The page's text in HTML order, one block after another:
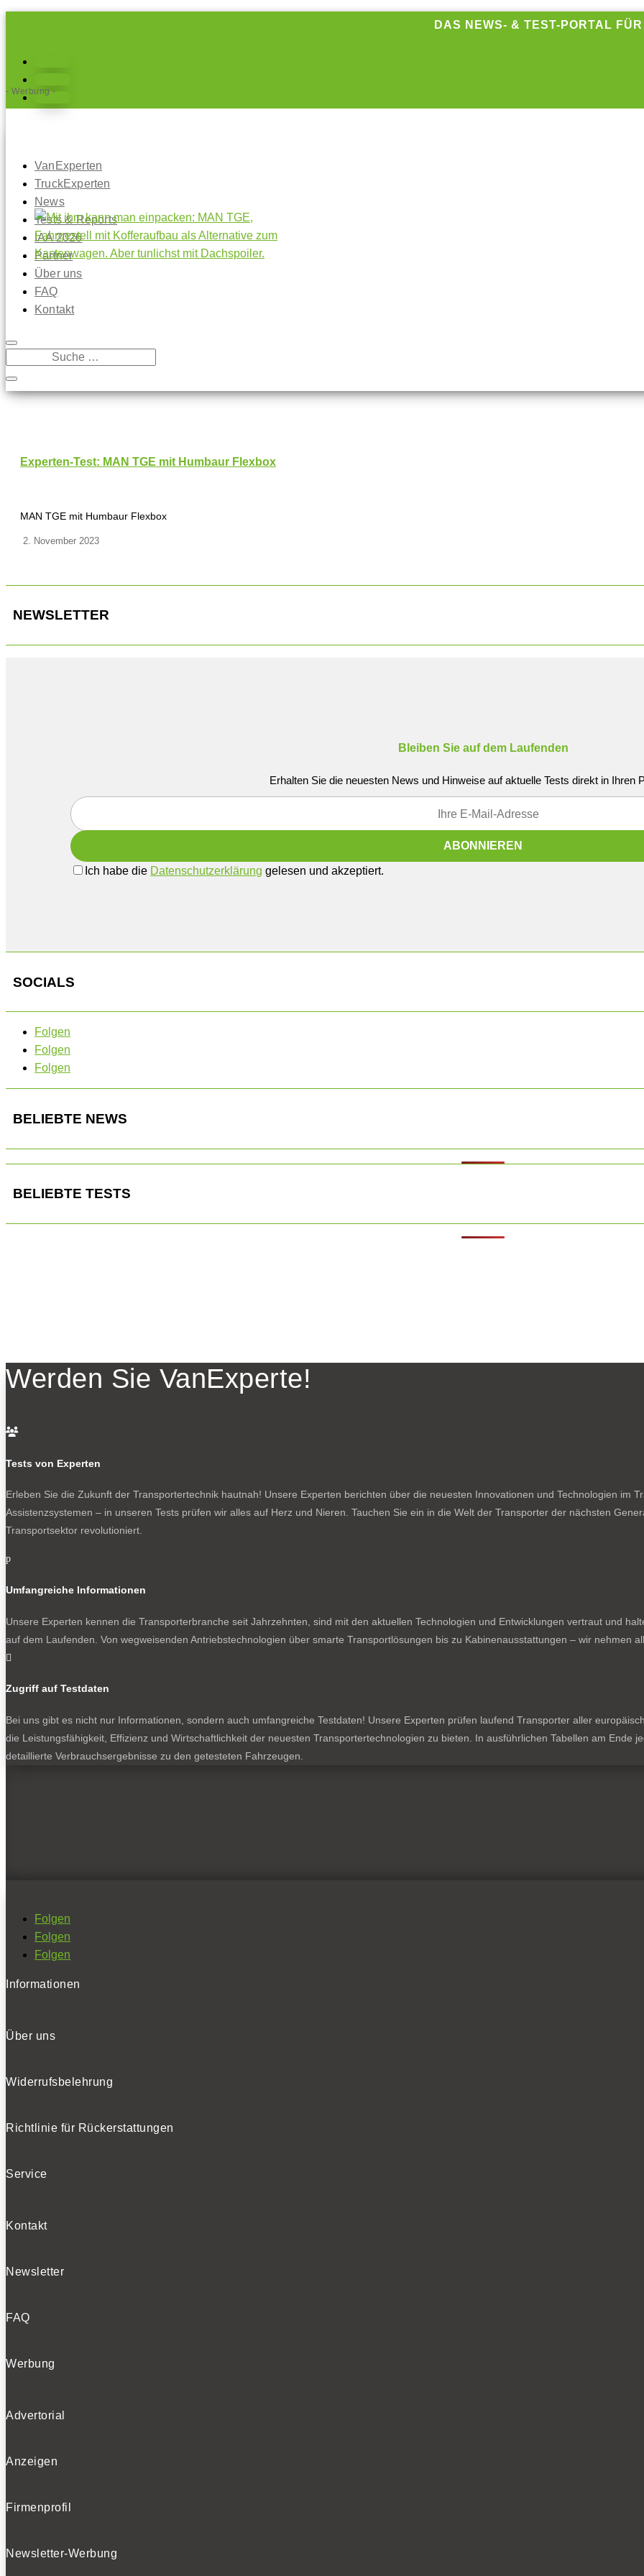
DAS NEWS- & TEST-PORTAL
Folgen
VanExperten
TruckExperten
News
Tests & Reports
IAA 2026
Partner
Über uns
FAQ
Kontakt
- Werbung -
Experten-Test: MAN TGE mit Humbaur Flexbox
MAN TGE mit Humbaur Flexbox
2. November 2023
NEWSLETTER
Bleiben Sie auf dem Laufenden
Erhalten Sie die neuesten News und Hinweise auf aktuelle Tests direkt in Ihren
Ich habe die Datenschutzerklärung gelesen und akzeptiert.
SOCIALS
Folgen
Folgen
Folgen
BELIEBTE NEWS
BELIEBTE TESTS
Werden Sie VanExperte!

Tests von Experten
Erleben Sie die Zukunft der Transportertechnik hautnah! Unsere Experten berichten über die neuesten Innovationen und Technologien im
Assistenzsystemen – in unseren Tests prüfen wir alles auf Herz und Nieren. Tauchen Sie ein in die Welt der Transporter der nächsten
Transportsektor revolutioniert.
p
Umfangreiche Informationen
Unsere Experten kennen die Transporterbranche seit Jahrzehnten, sind mit den aktuellen Technologien und Entwicklungen vertraut und
auf dem Laufenden. Von wegweisenden Antriebstechnologien über smarte Transportlösungen bis zu Kabinenausstattungen – wir nehmen

Zugriff auf Testdaten
Bei uns gibt es nicht nur Informationen, sondern auch umfangreiche Testdaten! Unsere Experten prüfen laufend Transporter aller
die Leistungsfähigkeit, Effizienz und Wirtschaftlichkeit der neuesten Transportertechnologien zu bieten. In ausführlichen Tabellen am Ende
detaillierte Verbrauchsergebnisse zu den getesteten Fahrzeugen.
Folgen
Folgen
Folgen
Informationen
Über uns
Widerrufsbelehrung
Richtlinie für Rückerstattungen
Service
Kontakt
Newsletter
FAQ
Werbung
Advertorial
Anzeigen
Firmenprofil
Newsletter-Werbung